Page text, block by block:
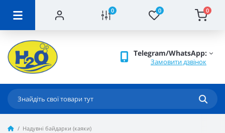
0 0 0
Telegram/WhatsApp:
Замовити дзвінок
Надувні байдарки (каяки)